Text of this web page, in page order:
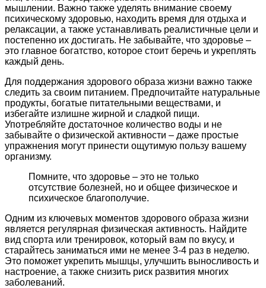
мышлении. Важно также уделять внимание своему
психическому здоровью, находить время для отдыха и
релаксации, а также устанавливать реалистичные цели и
постепенно их достигать. Не забывайте, что здоровье –
это главное богатство, которое стоит беречь и укреплять
каждый день.
Для поддержания здорового образа жизни важно также
следить за своим питанием. Предпочитайте натуральные
продукты, богатые питательными веществами, и
избегайте излишне жирной и сладкой пищи.
Употребляйте достаточное количество воды и не
забывайте о физической активности – даже простые
упражнения могут принести ощутимую пользу вашему
организму.
Помните, что здоровье – это не только
отсутствие болезней, но и общее физическое и
психическое благополучие.
Одним из ключевых моментов здорового образа жизни
является регулярная физическая активность. Найдите
вид спорта или тренировок, который вам по вкусу, и
старайтесь заниматься ими не менее 3-4 раз в неделю.
Это поможет укрепить мышцы, улучшить выносливость и
настроение, а также снизить риск развития многих
заболеваний.